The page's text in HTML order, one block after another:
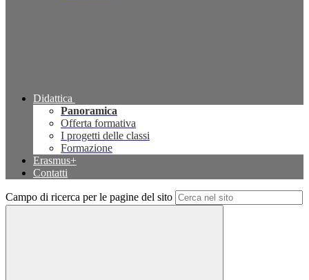
Didattica
Panoramica
Offerta formativa
I progetti delle classi
Formazione
Erasmus+
Contatti
Campo di ricerca per le pagine del sito